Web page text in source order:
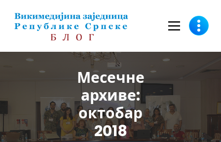
садржај
Месечне
архиве:
октобар
2018